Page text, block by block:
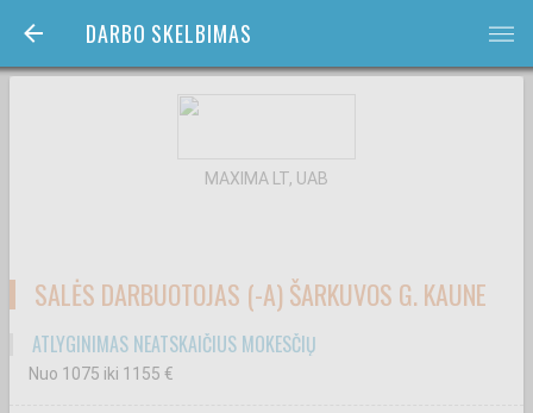
DARBO SKELBIMAS bars
MAXIMA LT, UAB
SALĖS DARBUOTOJAS (-A) ŠARKUVOS G. KAUNE
ATLYGINIMAS NEATSKAIČIUS MOKESČIŲ
Nuo 1075 iki 1155 €